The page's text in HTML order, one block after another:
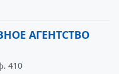
АГЕНТСТВО
410